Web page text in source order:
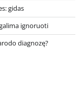
gidas
ignoruoti
diagnozę?